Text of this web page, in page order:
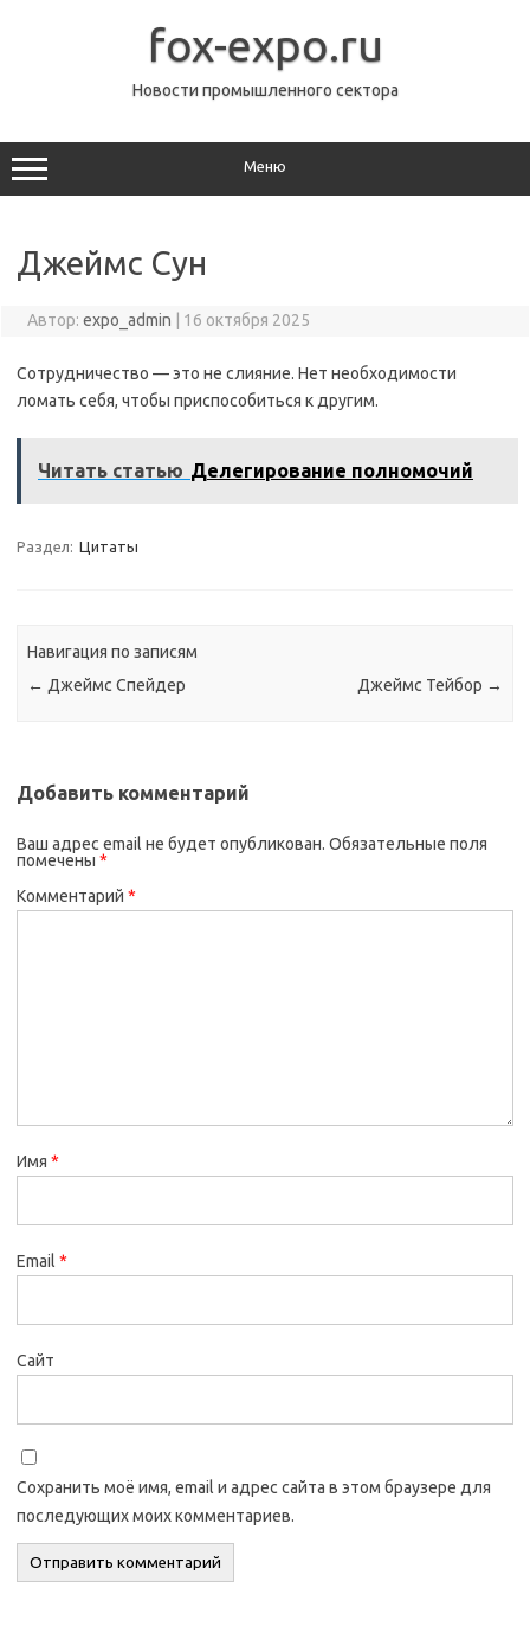
fox-expo.ru
Новости промышленного сектора
Меню
Джеймс Сун
Автор: expo_admin 16 октября 2025
Сотрудничество — это не слияние. Нет необходимости
ломать себя, чтобы приспособиться к другим.
Читать статью Делегирование полномочий
Раздел: Цитаты
Навигация по записям
← Джеймс Спейдер Джеймс Тейбор →
Добавить комментарий
Ваш адрес email не будет опубликован. Обязательные поля
помечены *
Комментарий *
Имя *
Email *
Сайт
Сохранить моё имя, email и адрес сайта в этом браузере для
последующих моих комментариев.